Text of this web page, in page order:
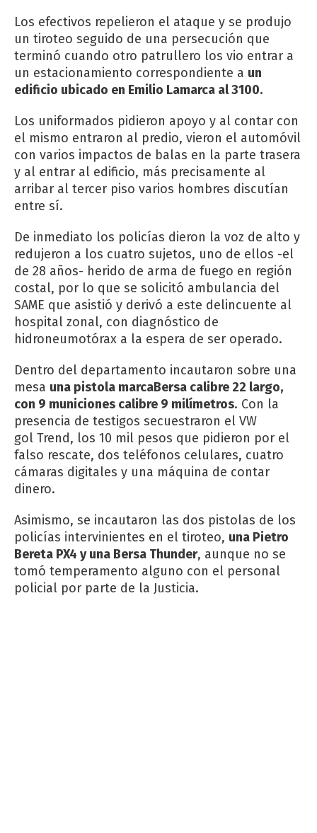
Los efectivos repelieron el ataque y se produjo
un tiroteo seguido de una persecución que
terminó cuando otro patrullero los vio entrar a
un estacionamiento correspondiente a un
edificio ubicado en Emilio Lamarca al 3100.
Los uniformados pidieron apoyo y al contar con
el mismo entraron al predio, vieron el automóvil
con varios impactos de balas en la parte trasera
y al entrar al edificio, más precisamente al
arribar al tercer piso varios hombres discutían
entre sí.
De inmediato los policías dieron la voz de alto y
redujeron a los cuatro sujetos, uno de ellos -el
de 28 años- herido de arma de fuego en región
costal, por lo que se solicitó ambulancia del
SAME que asistió y derivó a este delincuente al
hospital zonal, con diagnóstico de
hidroneumotórax a la espera de ser operado.
Dentro del departamento incautaron sobre una
mesa una pistola marcaBersa calibre 22 largo,
con 9 municiones calibre 9 milímetros. Con la
presencia de testigos secuestraron el VW
gol Trend, los 10 mil pesos que pidieron por el
falso rescate, dos teléfonos celulares, cuatro
cámaras digitales y una máquina de contar
dinero.
Asimismo, se incautaron las dos pistolas de los
policías intervinientes en el tiroteo, una Pietro
Bereta PX4 y una Bersa Thunder, aunque no se
tomó temperamento alguno con el personal
policial por parte de la Justicia.